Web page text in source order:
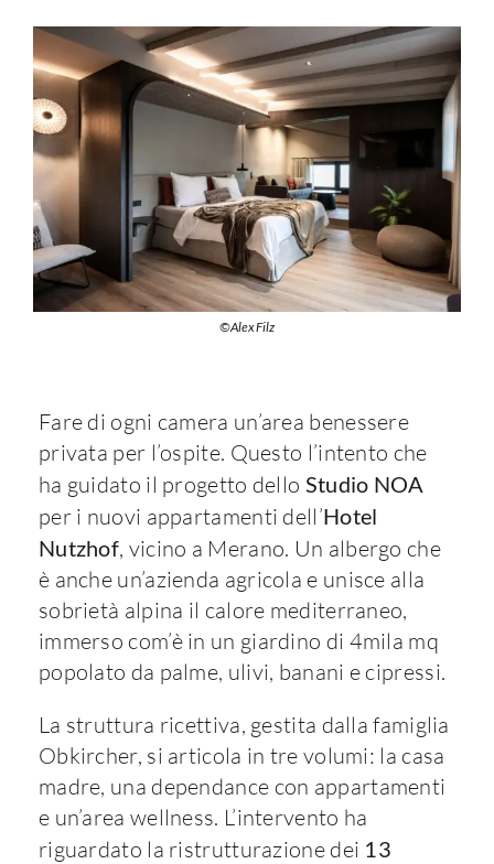
©AlexFilz
Fare di ogni camera un’area benessere
privata per l’ospite. Questo l’intento che
ha guidato il progetto dello Studio NOA
per i nuovi appartamenti dell’Hotel
Nutzhof, vicino a Merano. Un albergo che
è anche un’azienda agricola e unisce alla
sobrietà alpina il calore mediterraneo,
immerso com’è in un giardino di 4mila mq
popolato da palme, ulivi, banani e cipressi.
La struttura ricettiva, gestita dalla famiglia
Obkircher, si articola in tre volumi: la casa
madre, una dependance con appartamenti
e un’area wellness. L’intervento ha
riguardato la ristrutturazione dei 13